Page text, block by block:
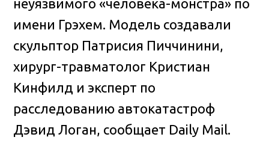
неуязвимого «человека-монстра» по
имени Грэхем. Модель создавали
скульптор Патрисия Пиччинини,
хирург-травматолог Кристиан
Кинфилд и эксперт по
расследованию автокатастроф
Дэвид Логан, сообщает Daily Mail.